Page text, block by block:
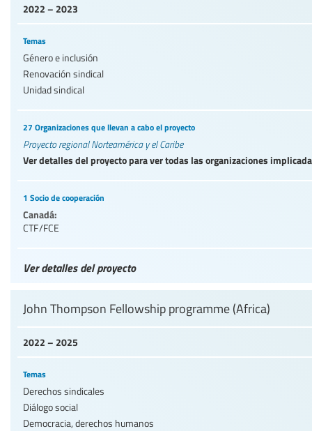
2022 – 2023
Temas
Género e inclusión
Renovación sindical
Unidad sindical
27 Organizaciones que llevan a cabo el proyecto
Proyecto regional Norteamérica y el Caribe
Ver detalles del proyecto para ver todas las organizaciones
1 Socio de cooperación
Canadá:
CTF/FCE
Ver detalles del proyecto
2022 – 2025
John Thompson Fellowship programme (Africa)
Temas
Derechos sindicales
Diálogo social
Democracia, derechos humanos